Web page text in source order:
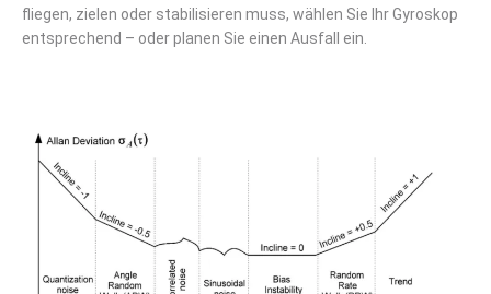
fliegen, zielen oder stabilisieren muss, wählen Sie Ihr Gyroskop
entsprechend – oder planen Sie einen Ausfall ein.